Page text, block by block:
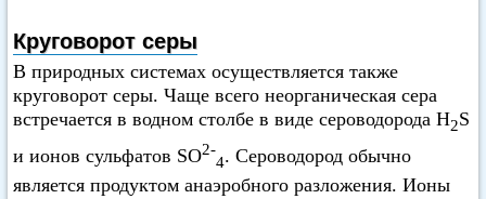
Круговорот серы
В природных системах осуществляется также
круговорот серы. Чаще всего неорганическая сера
встречается в водном столбе в виде сероводорода H2S
и ионов сульфатов SO2-
4. Сероводород обычно
является продуктом анаэробного разложения. Ионы